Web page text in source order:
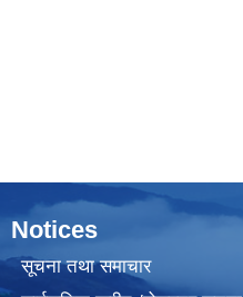
Notices
सूचना तथा समाचार